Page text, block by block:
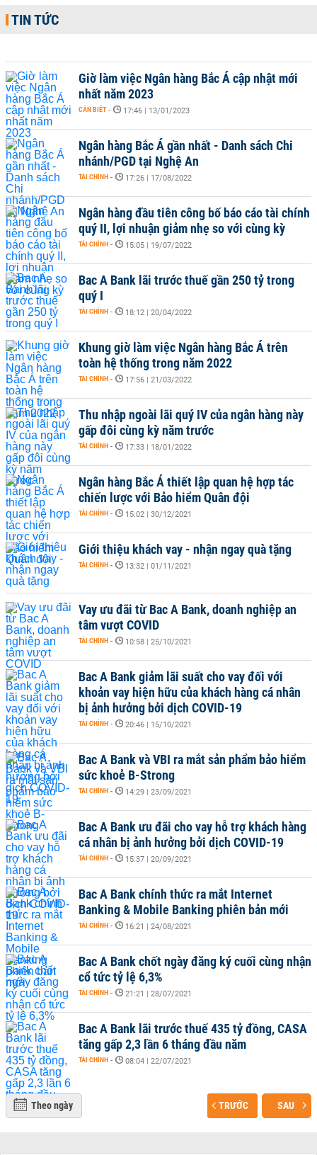
TIN TỨC
Giờ làm việc Ngân hàng Bắc Á cập nhật mới
nhất năm 2023
CẦN BIẾT - 17:46 | 13/01/2023
Ngân hàng Bắc Á gần nhất - Danh sách Chi
nhánh/PGD tại Nghệ An
TÀI CHÍNH - 17:26 | 17/08/2022
Ngân hàng đầu tiên công bố báo cáo tài chính
quý II, lợi nhuận giảm nhẹ so với cùng kỳ
TÀI CHÍNH - 15:05 | 19/07/2022
Bac A Bank lãi trước thuế gần 250 tỷ trong
quý I
TÀI CHÍNH - 18:12 | 20/04/2022
Khung giờ làm việc Ngân hàng Bắc Á trên
toàn hệ thống trong năm 2022
TÀI CHÍNH - 17:56 | 21/03/2022
Thu nhập ngoài lãi quý IV của ngân hàng này
gấp đôi cùng kỳ năm trước
TÀI CHÍNH - 17:33 | 18/01/2022
Ngân hàng Bắc Á thiết lập quan hệ hợp tác
chiến lược với Bảo hiểm Quân đội
TÀI CHÍNH - 15:02 | 30/12/2021
Giới thiệu khách vay - nhận ngay quà tặng
TÀI CHÍNH - 13:32 | 01/11/2021
Vay ưu đãi từ Bac A Bank, doanh nghiệp an
tâm vượt COVID
TÀI CHÍNH - 10:58 | 25/10/2021
Bac A Bank giảm lãi suất cho vay đối với
khoản vay hiện hữu của khách hàng cá nhân
bị ảnh hưởng bởi dịch COVID-19
TÀI CHÍNH - 20:46 | 15/10/2021
Bac A Bank và VBI ra mắt sản phẩm bảo hiểm
sức khoẻ B-Strong
TÀI CHÍNH - 14:29 | 23/09/2021
Bac A Bank ưu đãi cho vay hỗ trợ khách hàng
cá nhân bị ảnh hưởng bởi dịch COVID-19
TÀI CHÍNH - 15:37 | 20/09/2021
Bac A Bank chính thức ra mắt Internet
Banking & Mobile Banking phiên bản mới
TÀI CHÍNH - 16:21 | 24/08/2021
Bac A Bank chốt ngày đăng ký cuối cùng nhận
cổ tức tỷ lệ 6,3%
TÀI CHÍNH - 21:21 | 28/07/2021
Bac A Bank lãi trước thuế 435 tỷ đồng, CASA
tăng gấp 2,3 lần 6 tháng đầu năm
TÀI CHÍNH - 08:04 | 22/07/2021
Theo ngày TRƯỚC SAU